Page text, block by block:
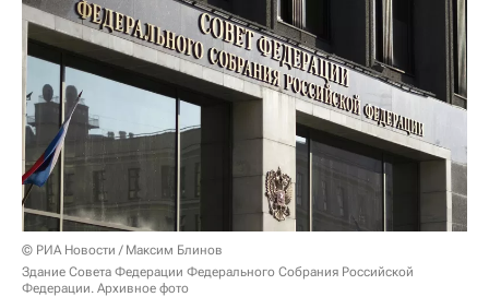
© РИА Новости / Максим Блинов
Здание Совета Федерации Федерального Собрания Российской
Федерации. Архивное фото